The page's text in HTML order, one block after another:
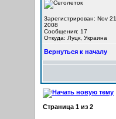
Зарегистрирован: Nov 21,
2008
Сообщения: 17
Откуда: Луцк, Украина
Вернуться к началу
Страница 1 из 2